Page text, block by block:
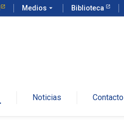
Medios arrow_drop_down Biblioteca
Noticias Contacto